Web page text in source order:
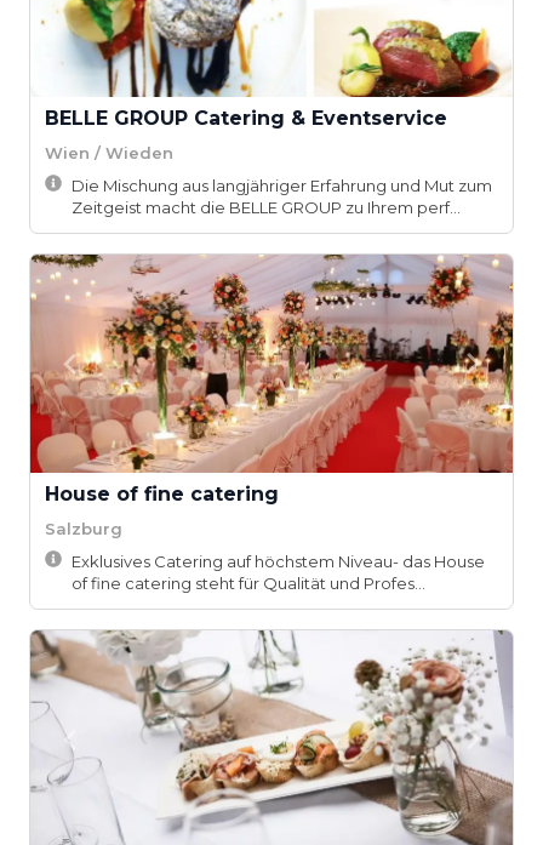
BELLE GROUP Catering & Eventservice
Wien / Wieden
Die Mischung aus langjähriger Erfahrung und Mut zum
Zeitgeist macht die BELLE GROUP zu Ihrem perf...
House of fine catering
Salzburg
Exklusives Catering auf höchstem Niveau- das House
of fine catering steht für Qualität und Profes...